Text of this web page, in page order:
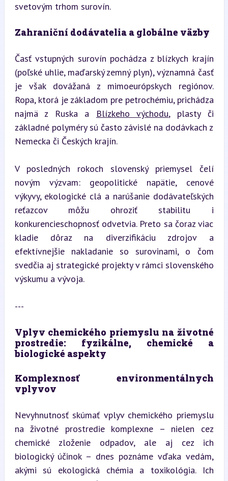
svetovým trhom surovín.
Zahraniční dodávatelia a globálne väzby
Časť vstupných surovín pochádza z blízkych krajín
(poľské uhlie, maďarský zemný plyn), významná časť
je však dovážaná z mimoeurópskych regiónov.
Ropa, ktorá je základom pre petrochémiu, prichádza
najmä z Ruska a Blízkeho východu, plasty či
základné polyméry sú často závislé na dodávkach z
Nemecka či Českých krajín.
V posledných rokoch slovenský priemysel čelí
novým výzvam: geopolitické napätie, cenové
výkyvy, ekologické clá a narúšanie dodávateľských
reťazcov môžu ohroziť stabilitu i
konkurencieschopnosť odvetvia. Preto sa čoraz viac
kladie dôraz na diverzifikáciu zdrojov a
efektívnejšie nakladanie so surovinami, o čom
svedčia aj strategické projekty v rámci slovenského
výskumu a vývoja.
---
Vplyv chemického priemyslu na životné
prostredie: fyzikálne, chemické a
biologické aspekty
Komplexnosť environmentálnych
vplyvov
Nevyhnutnosť skúmať vplyv chemického priemyslu
na životné prostredie komplexne – nielen cez
chemické zloženie odpadov, ale aj cez ich
biologický účinok – dnes poznáme vďaka vedám,
akými sú ekologická chémia a toxikológia. Ich